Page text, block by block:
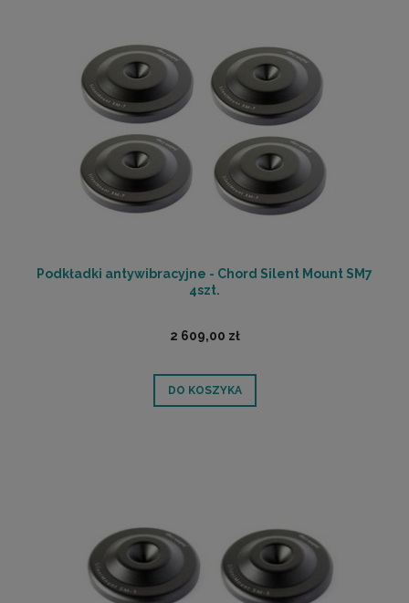
Podkładki antywibracyjne - Chord Silent Mount SM7
4szt.
2 609,00 zł
DO KOSZYKA